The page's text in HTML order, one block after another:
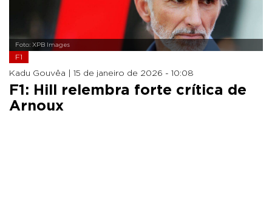
Foto: XPB Images
F1
Kadu Gouvêa | 15 de janeiro de 2026 - 10:08
F1: Hill relembra forte crítica de
Arnoux